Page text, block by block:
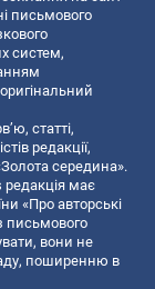
письмового
систем,
статті,
редакції,
середина».
редакція має
«Про авторські
письмового
вони не
поширенню в